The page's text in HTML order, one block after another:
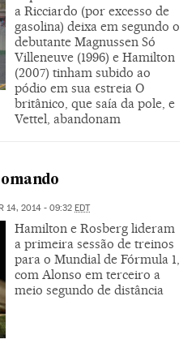
a Ricciardo (por excesso de
gasolina) deixa em segundo o
debutante Magnussen Só
Villeneuve (1996) e Hamilton
(2007) tinham subido ao
pódio em sua estreia O
britânico, que saía da pole, e
Vettel, abandonam
14, 2014 - 09:32 EDT
Hamilton e Rosberg lideram
a primeira sessão de treinos
para o Mundial de Fórmula 1,
com Alonso em terceiro a
meio segundo de distância